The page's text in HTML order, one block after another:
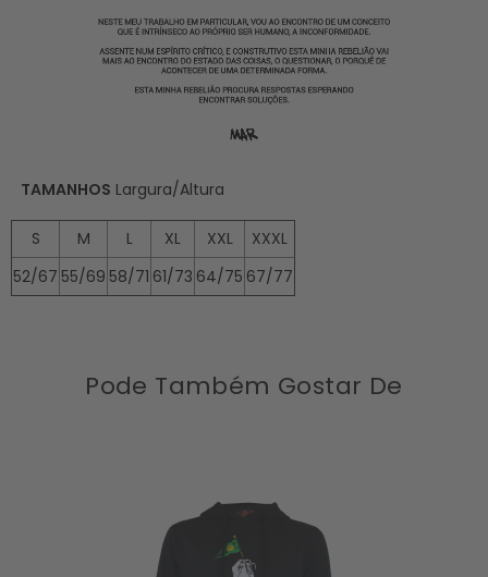
TAMANHOS Largura/Altura
S M L XL XXL
XXXL
52/67 55/69 58/71 61/73 64/75 67/77
Pode Também Gostar De